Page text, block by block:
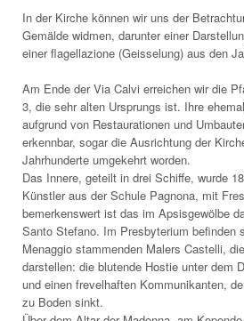
In der Kirche können wir uns der
Gemälde widmen, darunter einer
einer flagellazione (Geisselung) aus den
Am Ende der Via Calvi erreichen wir die
3, die sehr alten Ursprungs ist. Ihre
aufgrund von Restaurationen und
erkennbar, sogar die Ausrichtung der
Jahrhunderte umgekehrt worden.
Das Innere, geteilt in drei Schiffe, wurde
Künstler aus der Schule Pagnona, mit
bemerkenswert ist das im Apsisgewölbe
Santo Stefano. Im Presbyterium befinden
Menaggio stammenden Malers Castelli,
darstellen: die blutende Hostie unter dem
und einen frevelhaften Kommunikanten,
zu Boden sinkt.